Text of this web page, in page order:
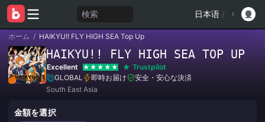
検索 日本语 /
ホーム / HAIKYU!! FLY HIGH SEA Top Up
HAIKYU!! FLY HIGH SEA TOP UP
Excellent
Trustpilot
GLOBAL
即時お届け
安全・安心な決済
South East Asia
金額を選択